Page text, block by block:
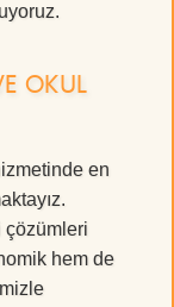
OKUL
en
çözümleri
hem de